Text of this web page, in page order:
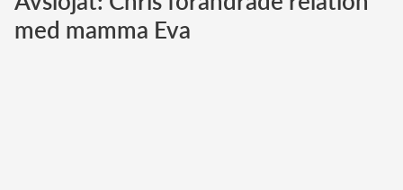
Norska kungahuset
med mamma Eva